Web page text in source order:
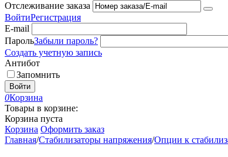
Отслеживание заказа
ВойтиРегистрация
E-mail
ПарольЗабыли пароль?
Создать учетную запись
Антибот
Запомнить
Войти
0Корзина
Товары в корзине:
Корзина пуста
Корзина Оформить заказ
Главная/Стабилизаторы напряжения/Опции к